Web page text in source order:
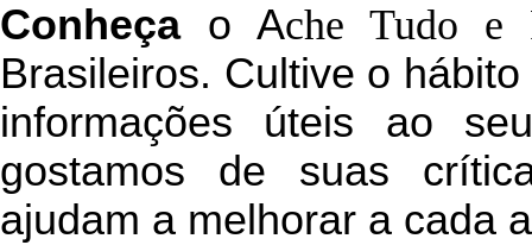
Conheçao Ache Tudo e
Brasileiros. Cultive o
informações úteis ao
gostamos de suas
ajudam a melhorar a cada